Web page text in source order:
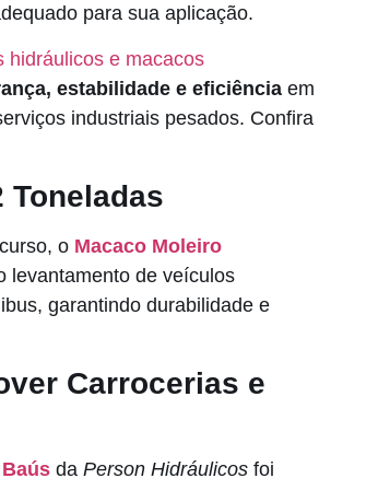
para sua aplicação.
hidráulicos e macacos
estabilidade e eficiência em
industriais pesados. Confira
Toneladas
o Macaco Moleiro
levantamento de veículos
garantindo durabilidade e
Carrocerias e
da Person Hidráulicos foi